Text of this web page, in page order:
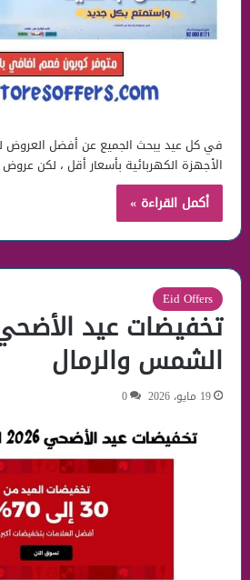
في كل عيد يبحث الجميع عن أفضل العروض
الأجهزة الكهربائية بأسعار أقل ، لكن
أكمل القراءة »
Eid Offers
الشمس والرمال
19 مايو، 2026 0